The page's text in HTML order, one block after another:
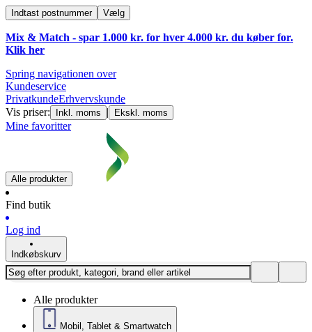
Indtast postnummer Vælg
Mix & Match - spar 1.000 kr. for hver 4.000 kr. du køber for.
Klik her
Spring navigationen over
Kundeservice
PrivatkundeErhvervskunde
Vis priser:
Inkl. moms | Ekskl. moms
Mine favoritter
Alle produkter
Find butik
Log ind
Indkøbskurv
Alle produkter
Mobil, Tablet & Smartwatch